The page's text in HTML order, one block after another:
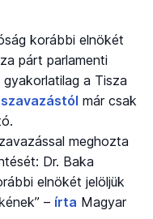
korábbi elnökét
párt parlamenti
a Tisza
már csak
meghozta
Dr. Baka
elnökét jelöljük
– írta Magyar